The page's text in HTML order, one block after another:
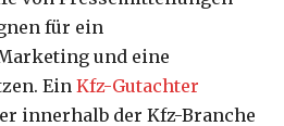
für ein
und eine
Ein Kfz-Gutachter
innerhalb der Kfz-Branche